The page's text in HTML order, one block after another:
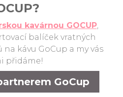
kavárnou GOCUP,
balíček vratných
kávu GoCup a my vás
přidáme!
GoCup